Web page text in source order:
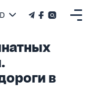
в